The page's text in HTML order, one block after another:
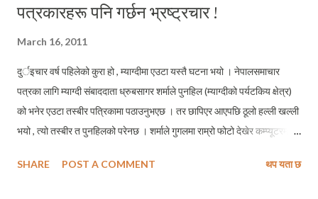
पत्रकारहरू पनि गर्छन भ्रष्ट्रचार !
March 16, 2011
दुर्इचार वर्ष पहिलेको कुरा हो , म्याग्दीमा एउटा यस्तै घटना भयो । नेपालसमाचार
पत्रका लागि म्याग्दी संबाददाता ध्रुबसागर शर्माले पुनहिल (म्याग्दीको पर्यटकिय क्षेत्र)
को भनेर एउटा तस्बीर पत्रिकामा पठाउनुभएछ । तर छापिएर आएपछि ठूलो हल्ली खल्ली
भयो , त्यो तस्बीर त पुनहिलको परेनछ । शर्माले गुगलमा राम्रो फोटो देखेर कम्प्यूटरमा
स्वीटजरल्याण्डको ! ल हेर्नुस् त कन्तबिजोग ! एउटा जिल्लाको संबाददाताले कुन ठाउँको
SHARE POST A COMMENT थप यता छ